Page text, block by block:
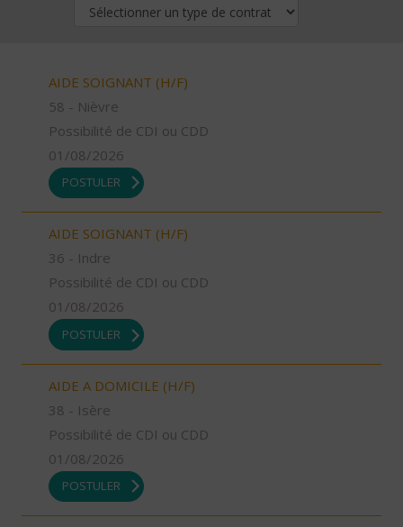
AIDE SOIGNANT (H/F)
58 - Nièvre
Possibilité de CDI ou CDD
01/08/2026
POSTULER
AIDE SOIGNANT (H/F)
36 - Indre
Possibilité de CDI ou CDD
01/08/2026
POSTULER
AIDE A DOMICILE (H/F)
38 - Isère
Possibilité de CDI ou CDD
01/08/2026
POSTULER